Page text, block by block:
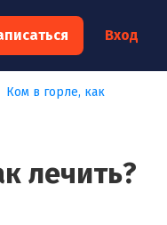
Вход
Ком в горле, как
лечить?
×
к